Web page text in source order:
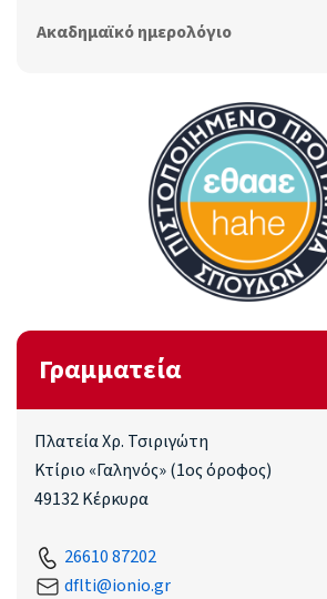
Ακαδημαϊκό ημερολόγιο
Γραμματεία
Πλατεία Χρ. Τσιριγώτη
Κτίριο «Γαληνός» (1ος όροφος)
49132 Κέρκυρα
26610 87202
dflti@ionio.gr